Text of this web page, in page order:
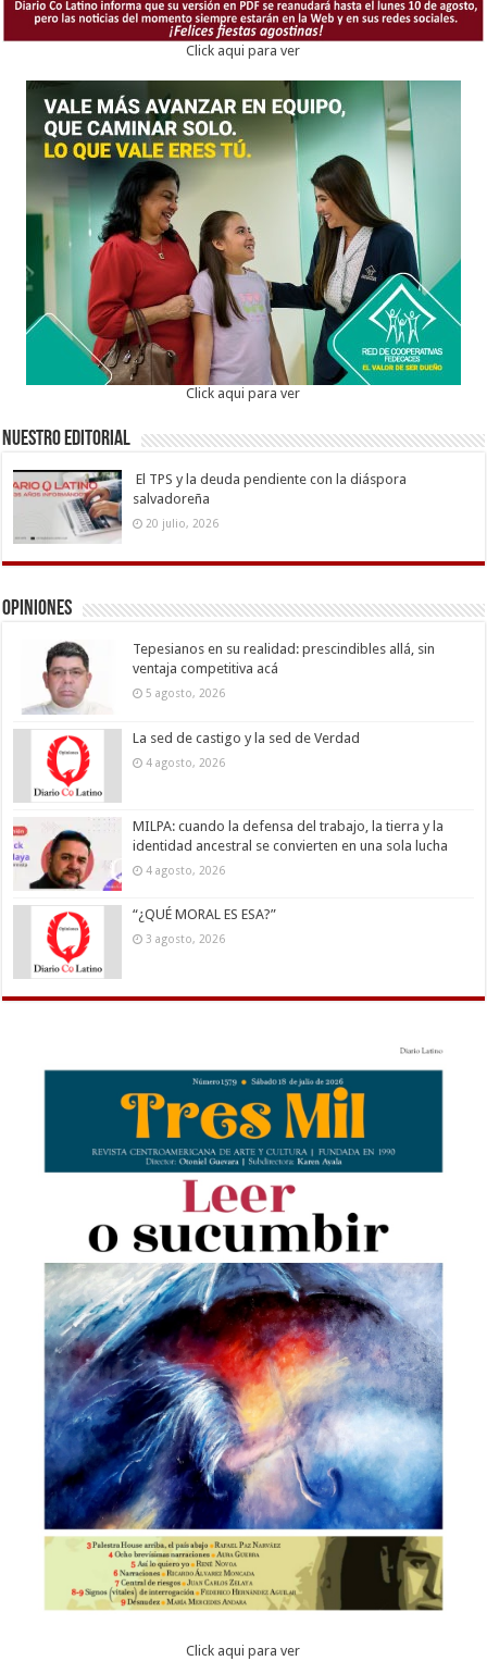
Click aqui para ver
Click aqui para ver
Nuestro Editorial
El TPS y la deuda pendiente con la diáspora
salvadoreña
20 julio, 2026
Opiniones
Tepesianos en su realidad: prescindibles allá, sin
ventaja competitiva acá
5 agosto, 2026
La sed de castigo y la sed de Verdad
4 agosto, 2026
MILPA: cuando la defensa del trabajo, la tierra y la
identidad ancestral se convierten en una sola lucha
4 agosto, 2026
“¿QUÉ MORAL ES ESA?”
3 agosto, 2026
Click aqui para ver